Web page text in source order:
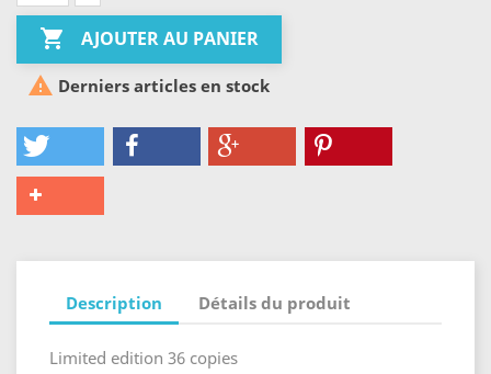
 AJOUTER AU PANIER
 Derniers articles en stock
Description Détails du produit
Limited edition 36 copies